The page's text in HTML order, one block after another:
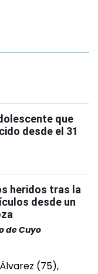
que
desde el 31
heridos tras la
desde un
de Cuyo
(75),